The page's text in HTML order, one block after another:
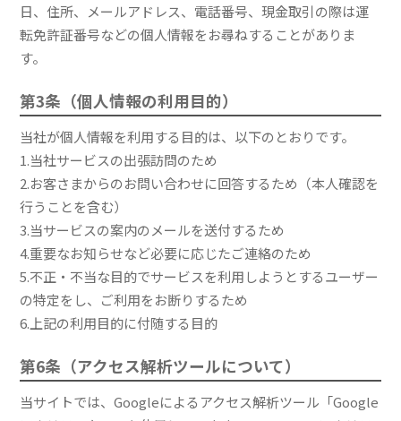
日、住所、メールアドレス、電話番号、現金取引の際は運
転免許証番号などの個人情報をお尋ねすることがありま
す。
第3条（個人情報の利用目的）
当社が個人情報を利用する目的は、以下のとおりです。
1.当社サービスの出張訪問のため
2.お客さまからのお問い合わせに回答するため（本人確認を
行うことを含む）
3.当サービスの案内のメールを送付するため
4.重要なお知らせなど必要に応じたご連絡のため
5.不正・不当な目的でサービスを利用しようとするユーザー
の特定をし、ご利用をお断りするため
6.上記の利用目的に付随する目的
第6条（アクセス解析ツールについて）
当サイトでは、Googleによるアクセス解析ツール「Google